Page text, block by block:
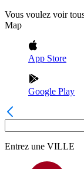
Vous voulez voir
Map
App Store
Google Play
Entrez une VILLE